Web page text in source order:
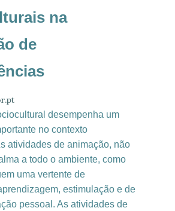
na
de
desempenha um
no contexto
atividades de animação, não
a todo o ambiente, como
uma vertente de
estimulação e de
pessoal. As atividades de